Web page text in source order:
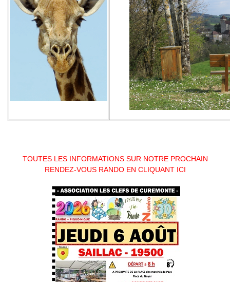
TOUTES LES INFORMATIONS SUR NOTRE PROCHAIN
RENDEZ-VOUS RANDO EN CLIQUANT ICI